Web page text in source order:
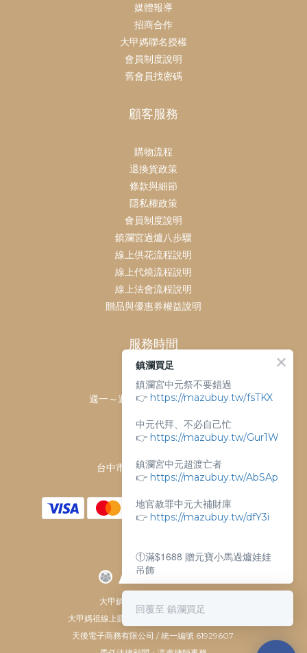
媒體報導
招商合作
大甲媽聯名授權
會員制度說明
舊會員找密碼
顧客服務
購物流程
退換貨政策
條款與細節
隱私權政策
會員制度說明
鎮瀾宮過爐八步驟
線上供花流程說明
線上代燒流程說明
線上法會流程說明
贈品與優惠券權益說明
服務時間
客服時間：
週一～週日 上午9點～下午6點
04-26763688
台中市大甲區順天路238號
大甲鎮瀾宮唯一指定 官方商城
大甲媽祖線上購物商城 © All Rights Reserved.
天後電子商務有限公司 / 統一編號 61929607
鎮瀾買足
鎮瀾宮中元祭不要錯過
👉 https://mazubuy.tw/fsTKX
中元代拜、不必自己忙
👉 https://mazubuy.tw/Gur1W
鎮瀾宮中元超渡亡者
👉 https://mazubuy.tw/AbSAp
地官赦罪中元大補財庫
👉 https://mazubuy.tw/dfY3i
①滿$1688 贈元寶小馬過爐娃娃
吊飾
新朋友不知道怎麼買嗎？
回覆至 鎮瀾買足